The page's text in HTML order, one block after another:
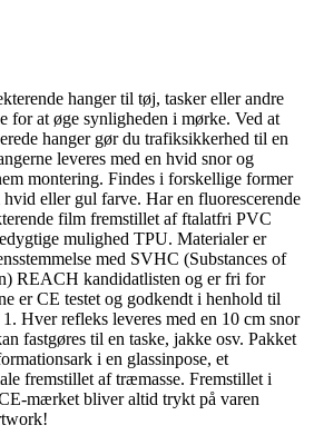
hanger til tøj, tasker eller andre
for at øge synligheden i mørke. Ved at
hanger gør du trafiksikkerhed til en
leveres med en hvid snor og
montering. Findes i forskellige former
hvid eller gul farve. Har en fluorescerende
film fremstillet af ftalatfri PVC
mulighed TPU. Materialer er
med SVHC (Substances of
REACH kandidatlisten og er fri for
er CE testet og godkendt i henhold til
Hver refleks leveres med en 10 cm snor
fastgøres til en taske, jakke osv. Pakket
i en glassinpose, et
fremstillet af træmasse. Fremstillet i
mærket bliver altid trykt på varen